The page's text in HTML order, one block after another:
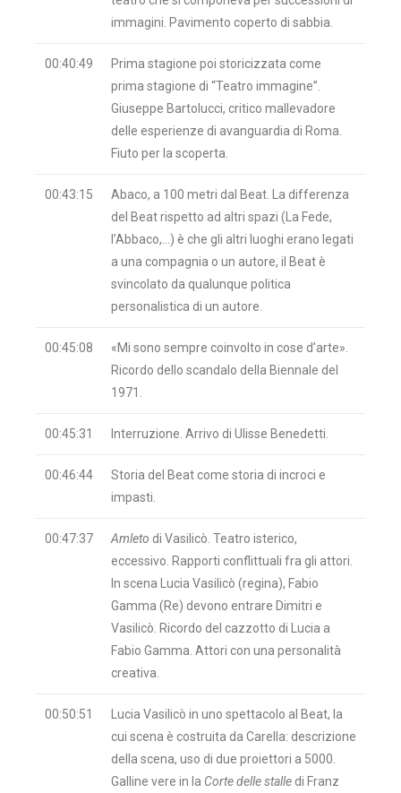
immagini. Pavimento coperto di sabbia.
00:40:49
Prima stagione poi storicizzata come
prima stagione di “Teatro immagine”.
Giuseppe Bartolucci, critico mallevadore
delle esperienze di avanguardia di Roma.
Fiuto per la scoperta.
00:43:15
Abaco, a 100 metri dal Beat. La differenza
del Beat rispetto ad altri spazi (La Fede,
l’Abbaco,…) è che gli altri luoghi erano legati
a una compagnia o un autore, il Beat è
svincolato da qualunque politica
personalistica di un autore.
00:45:08
«Mi sono sempre coinvolto in cose d’arte».
Ricordo dello scandalo della Biennale del
1971.
00:45:31 Interruzione. Arrivo di Ulisse Benedetti.
00:46:44
Storia del Beat come storia di incroci e
impasti.
00:47:37 Amleto di Vasilicò. Teatro isterico,
eccessivo. Rapporti conflittuali fra gli attori.
In scena Lucia Vasilicò (regina), Fabio
Gamma (Re) devono entrare Dimitri e
Vasilicò. Ricordo del cazzotto di Lucia a
Fabio Gamma. Attori con una personalità
creativa.
00:50:51
Lucia Vasilicò in uno spettacolo al Beat, la
cui scena è costruita da Carella: descrizione
della scena, uso di due proiettori a 5000.
Galline vere in la Corte delle stalle di Franz